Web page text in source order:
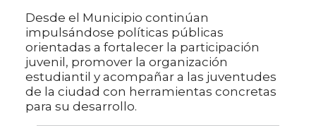
Desde el Municipio continúan
impulsándose políticas públicas
orientadas a fortalecer la participación
juvenil, promover la organización
estudiantil y acompañar a las juventudes
de la ciudad con herramientas concretas
para su desarrollo.